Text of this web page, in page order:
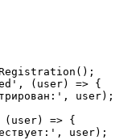
(user) => {
user);
(user) => {
user);